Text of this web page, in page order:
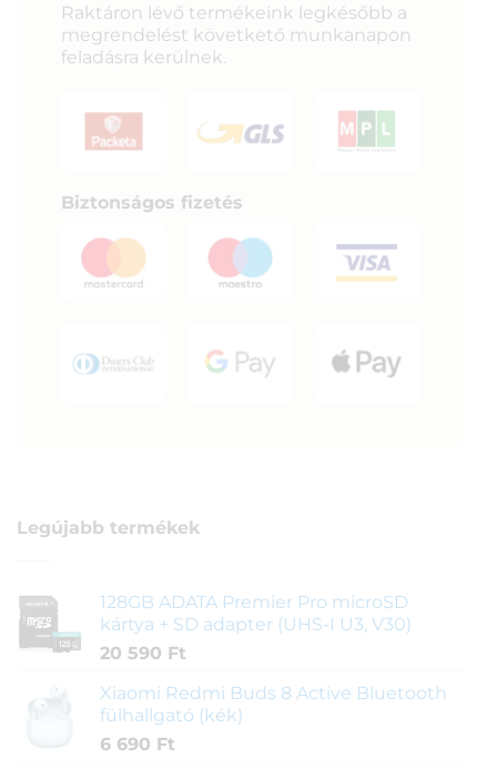
Raktáron lévő termékeink legkésőbb a
megrendelést követkető munkanapon
feladásra kerülnek.
Biztonságos fizetés
Legújabb termékek
128GB ADATA Premier Pro microSD
kártya + SD adapter (UHS-I U3, V30)
20 590 Ft
Xiaomi Redmi Buds 8 Active Bluetooth
fülhallgató (kék)
6 690 Ft